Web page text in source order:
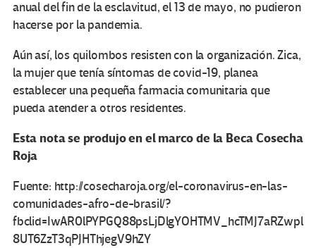
anual del fin de la esclavitud, el 13 de mayo, no pudieron
hacerse por la pandemia.
Aún así, los quilombos resisten con la organización. Zica,
la mujer que tenía síntomas de covid-19, planea
establecer una pequeña farmacia comunitaria que
pueda atender a otros residentes.
Esta nota se produjo en el marco de la Beca Cosecha
Roja
Fuente: http://cosecharoja.org/el-coronavirus-en-las-
comunidades-afro-de-brasil/?
fbclid=IwAR0lPYPGQ88psLjDlgYOHTMV_hcTMJ7aRZwpl
8UT6ZzT3qPJHThjegV9hZY